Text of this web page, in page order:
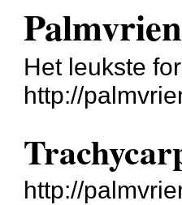
Het leukste
http://
http://